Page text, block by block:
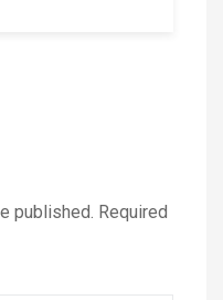
published. Required